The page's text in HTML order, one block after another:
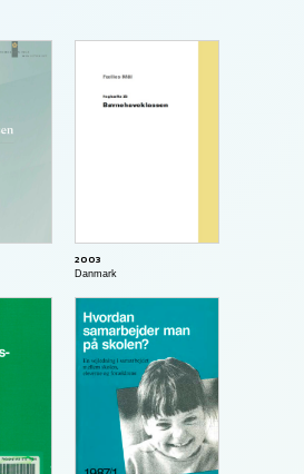
2003
Danmark